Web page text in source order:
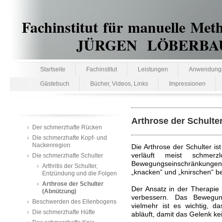
Fachinstitut für manuelle
JÜRGEN
Startseite Fachinstitut Leistungen
Gästebuch Bücher, Videos, Links Impressionen
Der schmerzhafte Rücken
Die schmerzhafte Kopf- und
Nackenregion
Die schmerzhafte Schulter
Arthritis der Schulter,
Entzündung und die Folgen
Arthrose der Schulter
(Abnützung)
Beschwerden des Ellenbogens
Die schmerzhafte Hüfte
Arthrose der
Die Arthrose der Schulter
verläuft meist
„knacken“ und „knirschen“
Der Ansatz in der
verbessern. Das
vielmehr ist es wichtig,
abläuft, damit das Gelenk